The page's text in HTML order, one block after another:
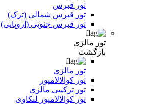
تور قبرس
تور قبرس شمالی (ترک)
تور قبرس جنوبی (اروپایی)
تور مالزی
بازگشت
تور مالزی
تور کوالالامپور
تور ترکیبی مالزی
تور کوالالامپور لنکاوی